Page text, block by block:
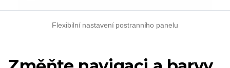
Flexibilní nastavení postranního panelu